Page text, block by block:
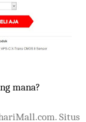
mana?
.Situs